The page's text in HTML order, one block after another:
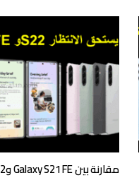
مقارنة بين Galaxy S21 FE وS22 هل يستحق الانتظار